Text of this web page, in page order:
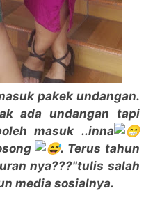
pakek undangan.
ada undangan tapi
masuk ..inna
. Terus tahun
nya???"tulis salah
media sosialnya.